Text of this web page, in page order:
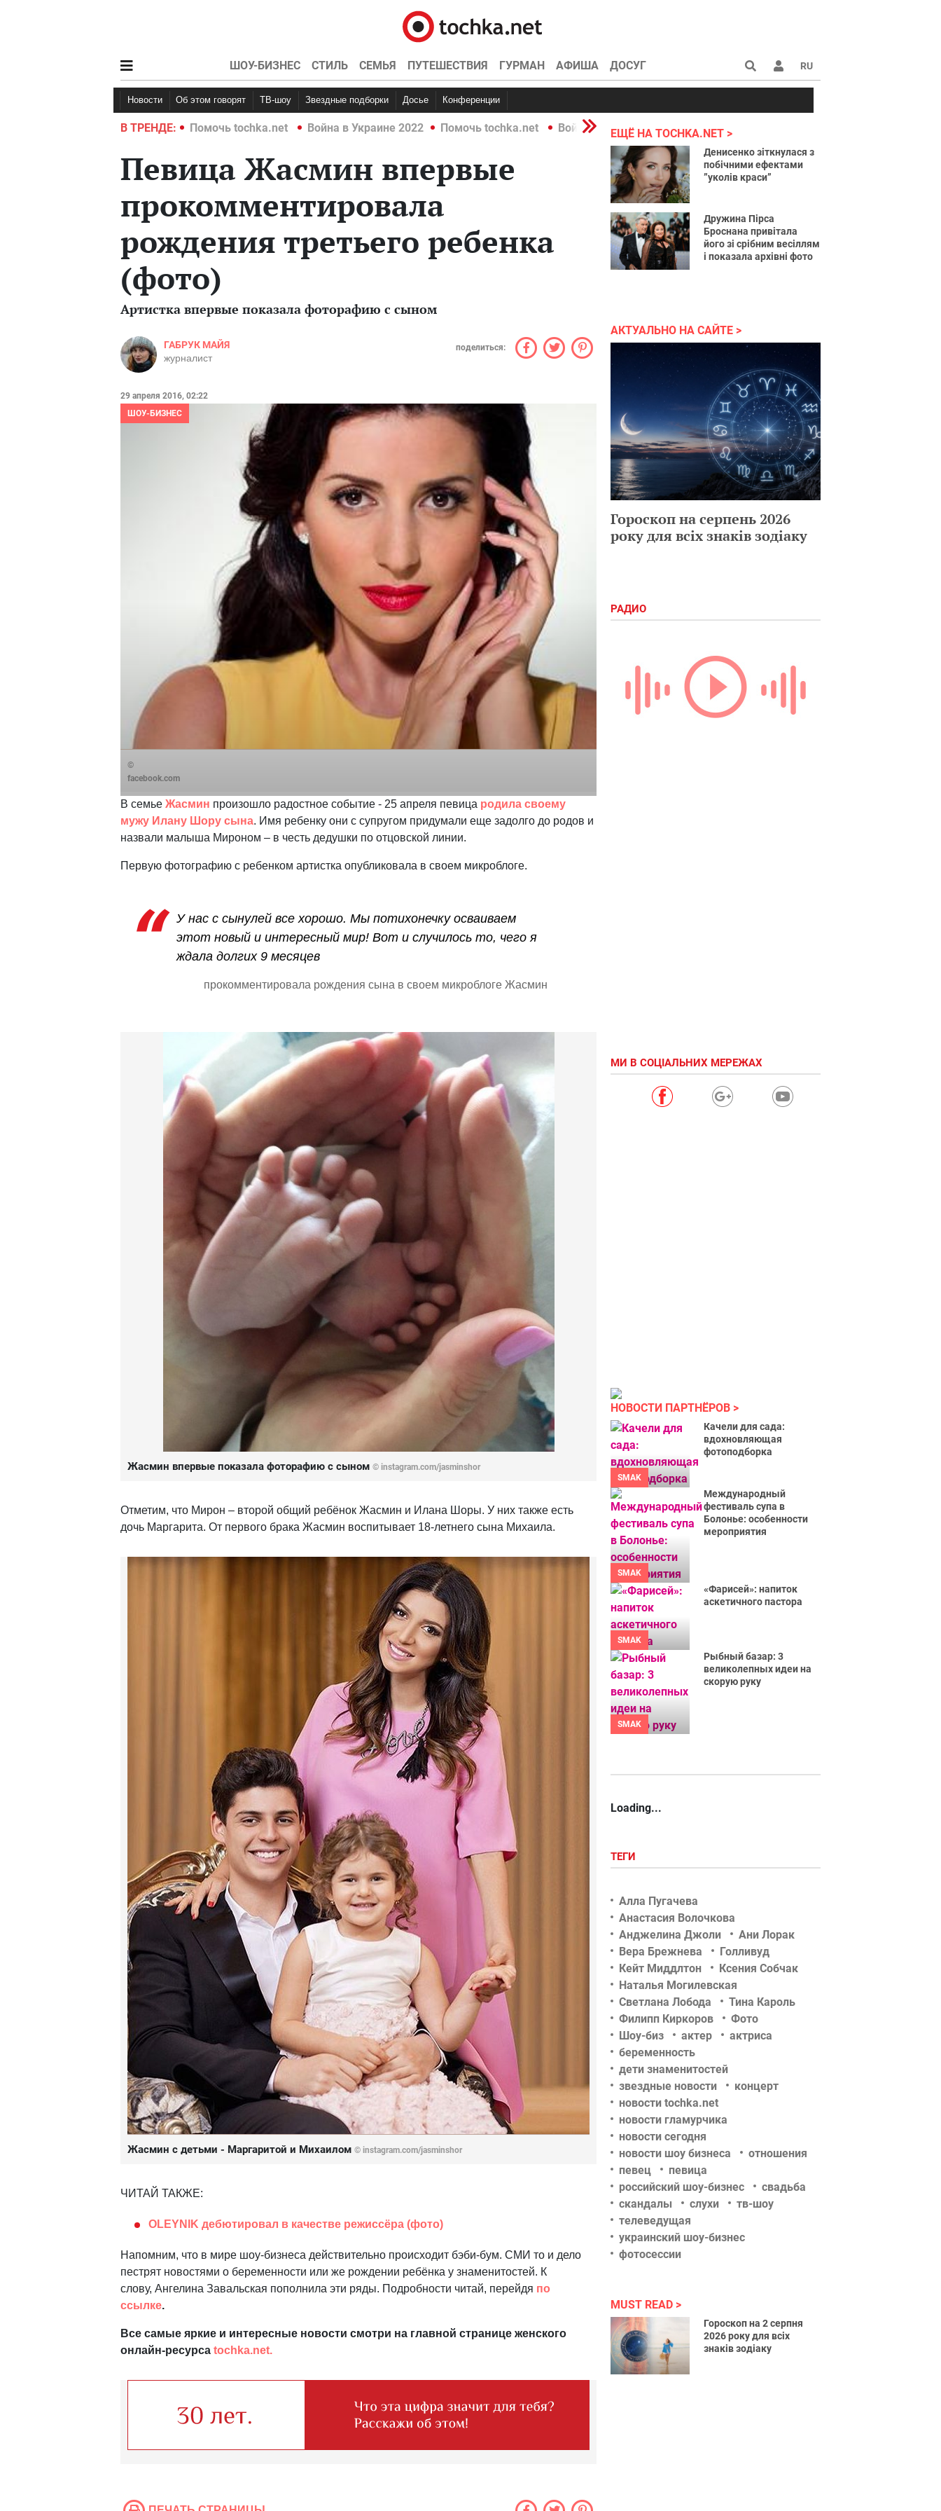
ШОУ-БИЗНЕС СТИЛЬ СЕМЬЯ ПУТЕШЕСТВИЯ ГУРМАН АФИША ДОСУГ RU
Новости Об этом говорят ТВ-шоу Звездные подборки Досье Конференции
В ТРЕНДЕ:
Война в Украине 2022 Помочь tochka.net Война в Украине 2022 Помочь tochka.net Война в Украине 2022
Певица Жасмин впервые
прокомментировала
рождения третьего ребенка
(фото)
Артистка впервые показала фоторафию с сыном
ГАБРУК МАЙЯ
журналист
поделиться:
29 апреля 2016, 02:22
ШОУ-БИЗНЕС
©
facebook.com
В семье Жасмин произошло радостное событие - 25 апреля певица родила своему
мужу Илану Шору сына. Имя ребенку они с супругом придумали еще задолго до родов и
назвали малыша Мироном – в честь дедушки по отцовской линии.
Первую фотографию с ребенком артистка опубликовала в своем микроблоге.
У нас с сынулей все хорошо. Мы потихонечку осваиваем
этот новый и интересный мир! Вот и случилось то, чего я
ждала долгих 9 месяцев
прокомментировала рождения сына в своем микроблоге Жасмин
Жасмин впервые показала фоторафию с сыном © instagram.com/jasminshor
Отметим, что Мирон – второй общий ребёнок Жасмин и Илана Шоры. У них также есть
дочь Маргарита. От первого брака Жасмин воспитывает 18-летнего сына Михаила.
Жасмин с детьми - Маргаритой и Михаилом © instagram.com/jasminshor
ЧИТАЙ ТАКЖЕ:
OLEYNIK дебютировал в качестве режиссёра (фото)
Напомним, что в мире шоу-бизнеса действительно происходит бэби-бум. СМИ то и дело
пестрят новостями о беременности или же рождении ребёнка у знаменитостей. К
слову, Ангелина Завальская пополнила эти ряды. Подробности читай, перейдя по
ссылке.
Все самые яркие и интересные новости смотри на главной странице женского
онлайн-ресурса tochka.net.
ЕЩЁ НА TOCHKA.NET
Денисенко зіткнулася з
побічними ефектами
”уколів краси”
Дружина Пірса
Броснана привітала
його зі срібним весіллям
і показала архівні фото
АКТУАЛЬНО НА САЙТЕ
Гороскоп на серпень 2026
року для всіх знаків зодіаку
РАДИО
МИ В СОЦІАЛЬНИХ МЕРЕЖАХ
НОВОСТИ ПАРТНЁРОВ
SMAK
Качели для сада:
вдохновляющая
фотоподборка
SMAK
Международный
фестиваль супа в
Болонье: особенности
мероприятия
SMAK
«Фарисей»: напиток
аскетичного пастора
SMAK
Рыбный базар: 3
великолепных идеи на
скорую руку
Loading...
ТЕГИ
Алла Пугачева
Анастасия Волочкова
Анджелина Джоли
Ани Лорак
Вера Брежнева
Голливуд
Кейт Миддлтон
Ксения Собчак
Наталья Могилевская
Светлана Лобода
Тина Кароль
Филипп Киркоров
Фото
Шоу-биз
актер
актриса
беременность
дети знаменитостей
звездные новости
концерт
новости tochka.net
новости гламурчика
новости сегодня
новости шоу бизнеса
отношения
певец
певица
российский шоу-бизнес
свадьба
скандалы
слухи
тв-шоу
телеведущая
украинский шоу-бизнес
фотосессии
MUST READ
Гороскоп на 2 серпня
2026 року для всіх
знаків зодіаку